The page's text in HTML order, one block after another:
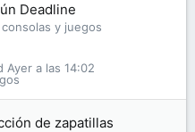
Deadline
y juegos
Ayer a las 14:02
de zapatillas